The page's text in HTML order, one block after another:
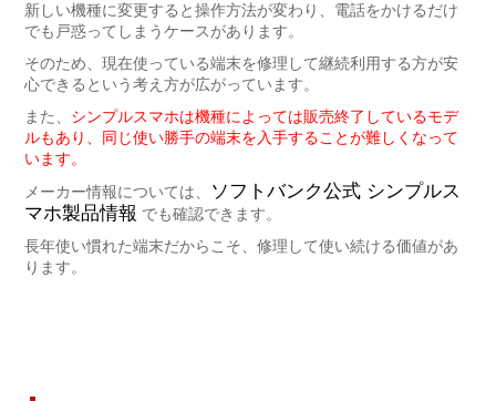
新しい機種に変更すると操作方法が変わり、電話をかけるだけ
でも戸惑ってしまうケースがあります。
そのため、現在使っている端末を修理して継続利用する方が安
心できるという考え方が広がっています。
また、 シンプルスマホは機種によっては販売終了しているモデ
ルもあり、同じ使い勝手の端末を入手することが難しくなって
います。
メーカー情報については、
ソフトバンク公式 シンプルス
マホ製品情報 でも確認できます。
長年使い慣れた端末だからこそ、修理して使い続ける価値があ
ります。